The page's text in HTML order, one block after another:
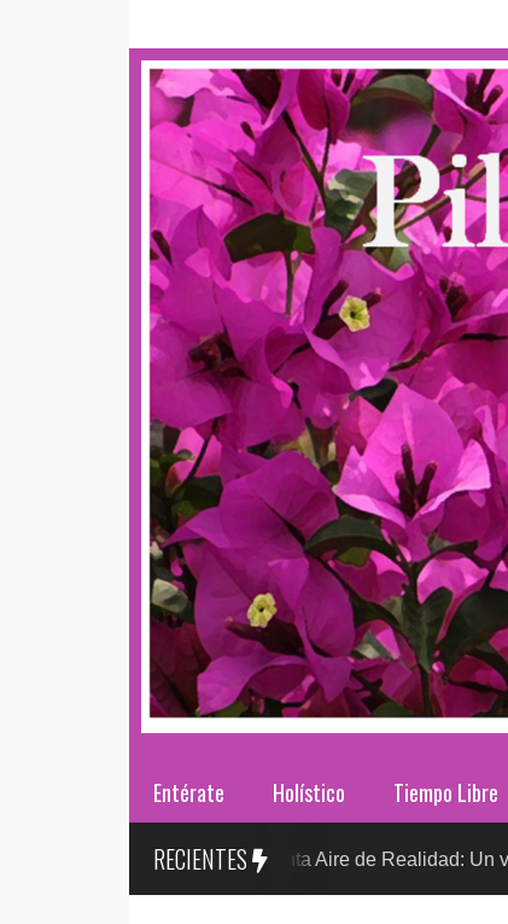
Entérate Holístico Tiempo Libre
RECIENTES
Sr. González presenta Aire de Realidad: Un viaje